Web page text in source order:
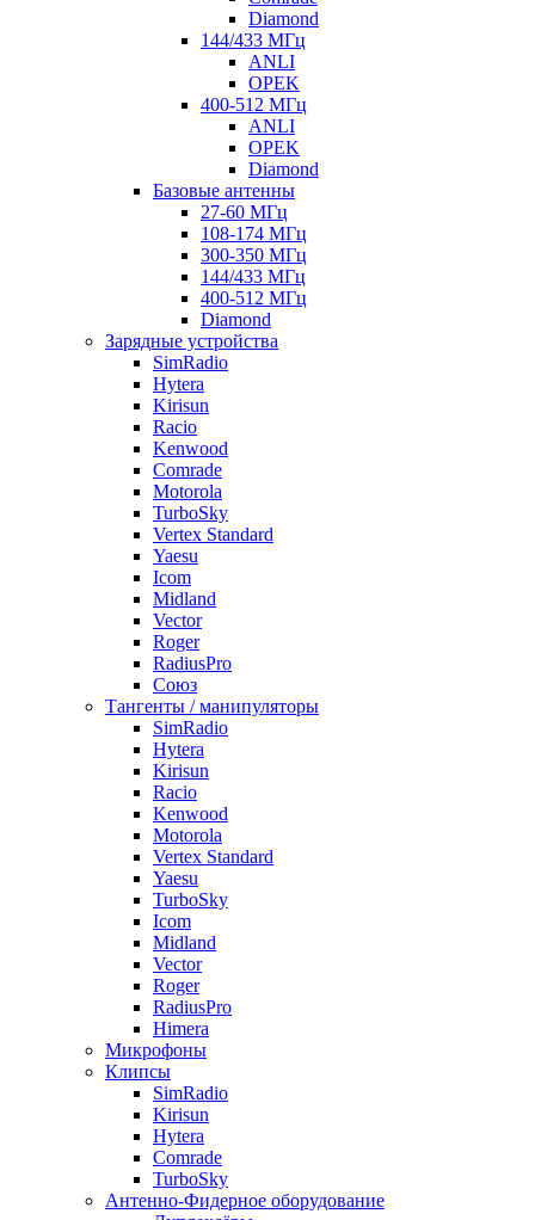
Diamond
144/433 МГц
ANLI
OPEK
400-512 МГц
ANLI
OPEK
Diamond
Базовые антенны
27-60 МГц
108-174 МГц
300-350 МГц
144/433 МГц
400-512 МГц
Diamond
Зарядные устройства
SimRadio
Hytera
Kirisun
Racio
Kenwood
Comrade
Motorola
TurboSky
Vertex Standard
Yaesu
Icom
Midland
Vector
Roger
RadiusPro
Союз
Тангенты / манипуляторы
SimRadio
Hytera
Kirisun
Racio
Kenwood
Motorola
Vertex Standard
Yaesu
TurboSky
Icom
Midland
Vector
Roger
RadiusPro
Himera
Микрофоны
Клипсы
SimRadio
Kirisun
Hytera
Comrade
TurboSky
Антенно-Фидерное оборудование